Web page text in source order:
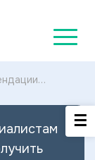
МКБ-10:
и плодных